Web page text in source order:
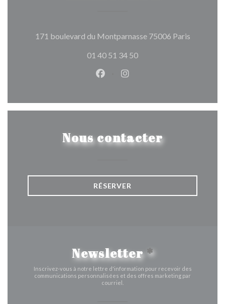
171 boulevard du Montparnasse 75006 Paris((ouvre
01 40 51 34 50
Facebook ((ouvre une
Instagram ((ouvre une
Nous contacter
RÉSERVER
Newsletter*
Inscrivez-vous à notre lettre d'information pour recevoir des
communications personnalisées et des offres marketing par
courriel.